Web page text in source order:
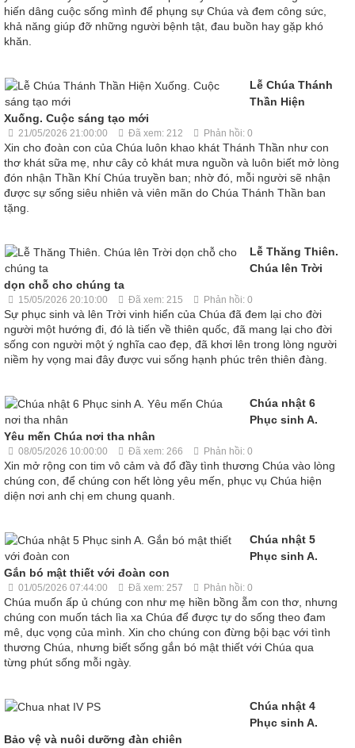
hiến dâng cuộc sống mình để phụng sự Chúa và đem công sức,
khả năng giúp đỡ những người bệnh tật, đau buồn hay gặp khó
khăn.
Lễ Chúa Thánh
Thần Hiện
Xuống. Cuộc sáng tạo mới
21/05/2026 21:00:00 Đã xem: 212 Phản hồi: 0
Xin cho đoàn con của Chúa luôn khao khát Thánh Thần như con
thơ khát sữa mẹ, như cây cỏ khát mưa nguồn và luôn biết mở lòng
đón nhận Thần Khí Chúa truyền ban; nhờ đó, mỗi người sẽ nhận
được sự sống siêu nhiên và viên mãn do Chúa Thánh Thần ban
tặng.
Lễ Thăng Thiên.
Chúa lên Trời
dọn chỗ cho chúng ta
15/05/2026 20:10:00 Đã xem: 215 Phản hồi: 0
Sự phục sinh và lên Trời vinh hiển của Chúa đã đem lại cho đời
người một hướng đi, đó là tiến về thiên quốc, đã mang lại cho đời
sống con người một ý nghĩa cao đẹp, đã khơi lên trong lòng người
niềm hy vọng mai đây được vui sống hạnh phúc trên thiên đàng.
Chúa nhật 6
Phục sinh A.
Yêu mến Chúa nơi tha nhân
08/05/2026 10:00:00 Đã xem: 266 Phản hồi: 0
Xin mở rộng con tim vô cảm và đổ đầy tình thương Chúa vào lòng
chúng con, để chúng con hết lòng yêu mến, phục vụ Chúa hiện
diện nơi anh chị em chung quanh.
Chúa nhật 5
Phục sinh A.
Gắn bó mật thiết với đoàn con
01/05/2026 07:44:00 Đã xem: 257 Phản hồi: 0
Chúa muốn ấp ủ chúng con như mẹ hiền bồng ẵm con thơ, nhưng
chúng con muốn tách lìa xa Chúa để được tự do sống theo đam
mê, dục vọng của mình. Xin cho chúng con đừng bội bạc với tình
thương Chúa, nhưng biết sống gắn bó mật thiết với Chúa qua
từng phút sống mỗi ngày.
Chúa nhật 4
Phục sinh A.
Bảo vệ và nuôi dưỡng đàn chiên